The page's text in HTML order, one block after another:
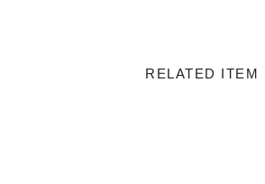
RELATED ITEM